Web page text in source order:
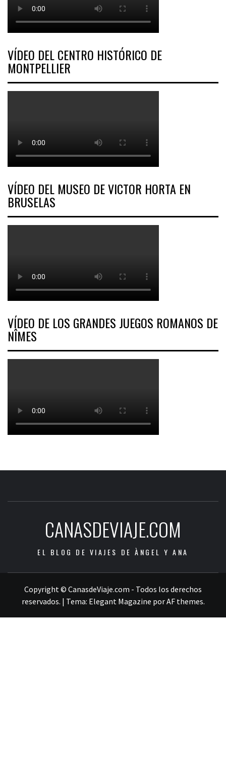
VÍDEO DEL CENTRO HISTÓRICO DE
MONTPELLIER
VÍDEO DEL MUSEO DE VICTOR HORTA EN
BRUSELAS
VÍDEO DE LOS GRANDES JUEGOS ROMANOS DE
NÎMES
CANASDEVIAJE.COM
EL BLOG DE VIAJES DE ÀNGEL Y ANA
Copyright © CanasdeViaje.com - Todos los derechos
reservados. | Tema: Elegant Magazine porAF themes.